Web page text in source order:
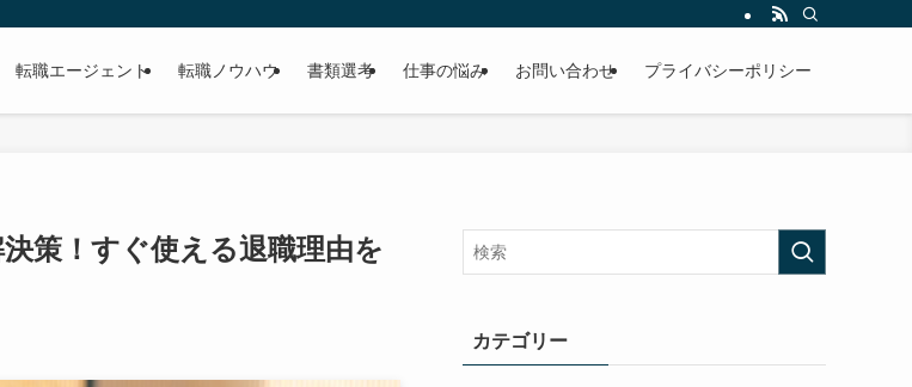
転職エージェント 転職ノウハウ 書類選考 仕事の悩み お問い合わせ プライバシーポリシー
策！すぐ使える退職理由を
カテゴリー